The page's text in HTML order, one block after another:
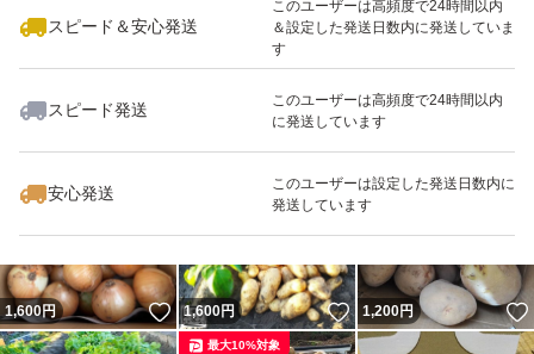
スピード＆安心発送
このユーザーは高頻度で24時間以内
＆設定した発送日数内に発送していま
す
スピード発送
このユーザーは高頻度で24時間以内
に発送しています
安心発送
このユーザーは設定した発送日数内に
発送しています
いいね！
1,290
1,600円 いいね！
1,600円 いいね！
1,200円
最大10%対象